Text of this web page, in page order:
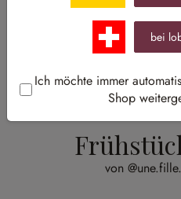
von
bei
Ich möchte immer
Shop